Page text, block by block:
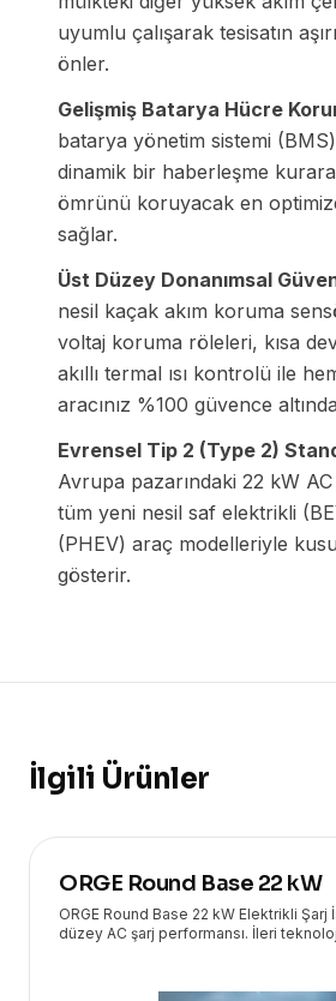
uyumlu çalışarak tesisatın
önler.
Gelişmiş Batarya Hücre
batarya yönetim sistemi
dinamik bir haberleşme
ömrünü koruyacak en optimize
sağlar.
Üst Düzey Donanımsal
nesil kaçak akım koruma
voltaj koruma röleleri, kısa
akıllı termal ısı kontrolü ile
aracınız %100 güvence
Evrensel Tip 2 (Type 2)
Avrupa pazarındaki 22 kW
tüm yeni nesil saf elektrikli
(PHEV) araç modelleriyle
gösterir.
İlgili Ürünler
ORGE Round Base 22 kW
ORGE Round Base 22 kW Elektrikli
düzey AC şarj performansı. İleri